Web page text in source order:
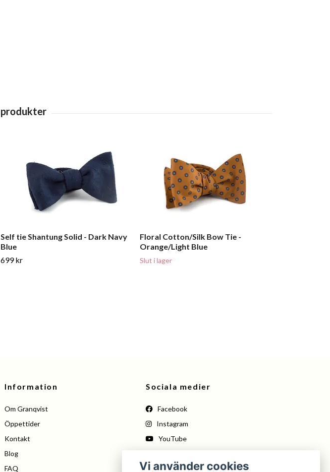
Self tie Shantung Solid - Dark Navy
Blue
699 kr
Floral Cotton/Silk Bow Tie -
Orange/Light Blue
Slut i lager
Information
Om Granqvist
Öppettider
Kontakt
Blog
FAQ
Sociala medier
Facebook
Instagram
YouTube
Tiktok
Vi använder cookies